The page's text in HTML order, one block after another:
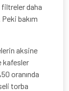
filtreler daha
bakım
aksine
kafesler
oranında
torba